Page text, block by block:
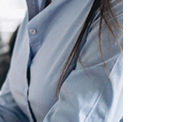
M/C: FONTANERÍA E
-TPCM